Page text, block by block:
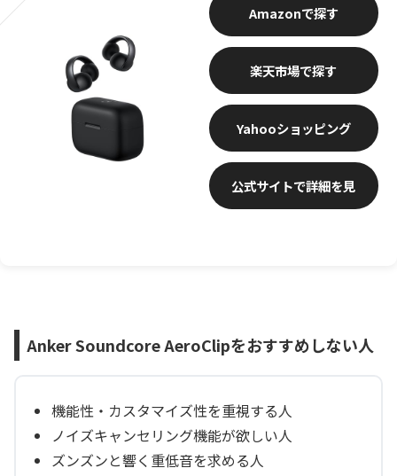
楽天市場
Amazon
Yahooショッピング
公式サイトで詳細を見
Anker Soundcore AeroClipをおすすめしない人
機能性・カスタマイズ性を重視する人
ノイズキャンセリング機能が欲しい人
ズンズンと響く重低音を求める人